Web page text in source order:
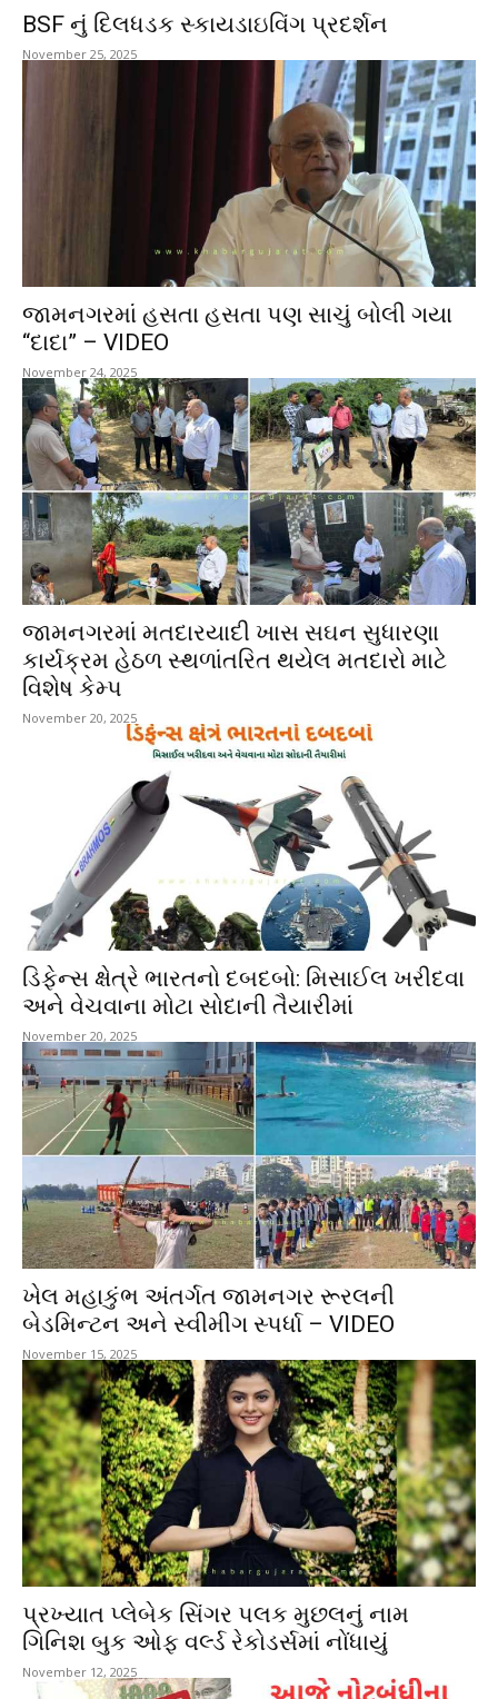
BSF નું દિલધડક સ્કાયડાઇવિંગ પ્રદર્શન
November 25, 2025
જામનગરમાં હસતા હસતા પણ સાચું બોલી ગયા
“દાદા” – VIDEO
November 24, 2025
જામનગરમાં મતદારયાદી ખાસ સઘન સુધારણા
કાર્યક્રમ હેઠળ સ્થળાંતરિત થયેલ મતદારો માટે
વિશેષ કેમ્પ
November 20, 2025
ડિફેન્સ ક્ષેત્રે ભારતનો દબદબો: મિસાઈલ ખરીદવા
અને વેચવાના મોટા સોદાની તૈયારીમાં
November 20, 2025
ખેલ મહાકુંભ અંતર્ગત જામનગર રૂરલની
બેડમિન્ટન અને સ્વીમીંગ સ્પર્ધા – VIDEO
November 15, 2025
પ્રખ્યાત પ્લેબેક સિંગર પલક મુછલનું નામ
ગિનિશ બુક ઓફ વર્લ્ડ રેકોડર્સમાં નોંધાયું
November 12, 2025